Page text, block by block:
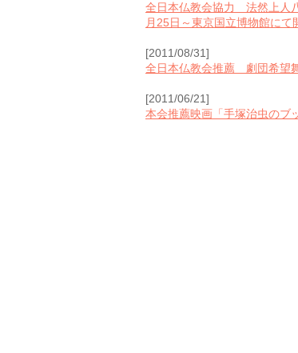
全日本仏教会協力 法然上人
月25日～東京国立博物館にて
[2011/08/31]
全日本仏教会推薦 劇団希望
[2011/06/21]
本会推薦映画「手塚治虫のブ